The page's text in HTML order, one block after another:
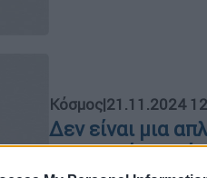
Κόσμος|21.11.2024
Δεν είναι μια
αμφιλεγόμενο